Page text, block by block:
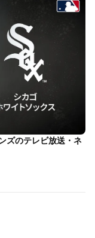
ズのテレビ放送・ネ